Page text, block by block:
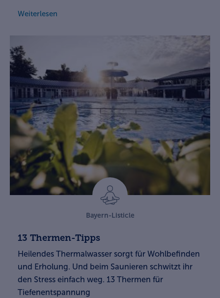
Weiterlesen
Bayern-Listicle
13 Thermen-Tipps
Heilendes Thermalwasser sorgt für Wohlbefinden
und Erholung. Und beim Saunieren schwitzt ihr
den Stress einfach weg. 13 Thermen für
Tiefenentspannung